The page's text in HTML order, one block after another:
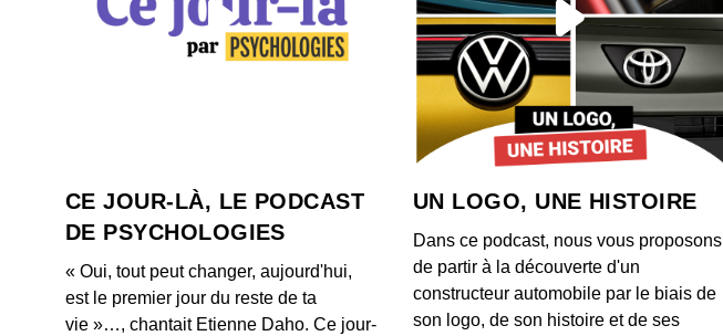
CE JOUR-LÀ, LE PODCAST
DE PSYCHOLOGIES
« Oui, tout peut changer, aujourd'hui,
est le premier jour du reste de ta
vie »…, chantait Etienne Daho. Ce jour-
UN LOGO, UNE HISTOIRE
Dans ce podcast, nous vous proposons
de partir à la découverte d'un
constructeur automobile par le biais de
son logo, de son histoire et de ses